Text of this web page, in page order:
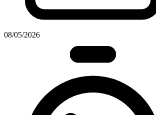
08/05/2026